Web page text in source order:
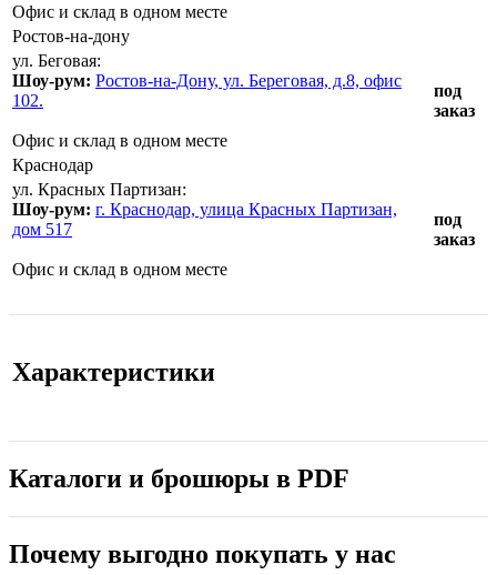
Офис и склад в одном месте
Ростов-на-дону
ул. Беговая:
Шоу-рум: Ростов-на-Дону, ул. Береговая, д.8, офис
102.
Офис и склад в одном месте
под
заказ
Краснодар
ул. Красных Партизан:
Шоу-рум: г. Краснодар, улица Красных Партизан,
дом 517
Офис и склад в одном месте
под
заказ
Характеристики
Каталоги и брошюры в PDF
Почему выгодно покупать у нас